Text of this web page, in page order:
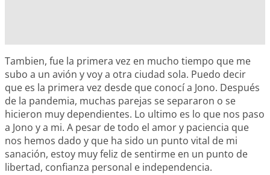
Tambien, fue la primera vez en mucho tiempo que me
subo a un avión y voy a otra ciudad sola. Puedo decir
que es la primera vez desde que conocí a Jono. Después
de la pandemia, muchas parejas se separaron o se
hicieron muy dependientes. Lo ultimo es lo que nos paso
a Jono y a mi. A pesar de todo el amor y paciencia que
nos hemos dado y que ha sido un punto vital de mi
sanación, estoy muy feliz de sentirme en un punto de
libertad, confianza personal e independencia.